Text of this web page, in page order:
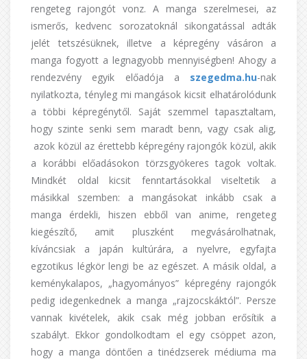
rengeteg rajongót vonz. A manga szerelmesei, az
ismerős, kedvenc sorozatoknál sikongatással adták
jelét tetszésüknek, illetve a képregény vásáron a
manga fogyott a legnagyobb mennyiségben! Ahogy a
rendezvény egyik előadója a szegedma.hu-nak
nyilatkozta, tényleg mi mangások kicsit elhatárolódunk
a többi képregénytől. Saját szemmel tapasztaltam,
hogy szinte senki sem maradt benn, vagy csak alig,
azok közül az érettebb képregény rajongók közül, akik
a korábbi előadásokon törzsgyökeres tagok voltak.
Mindkét oldal kicsit fenntartásokkal viseltetik a
másikkal szemben: a mangásokat inkább csak a
manga érdekli, hiszen ebből van anime, rengeteg
kiegészítő, amit pluszként megvásárolhatnak,
kíváncsiak a japán kultúrára, a nyelvre, egyfajta
egzotikus légkör lengi be az egészet. A másik oldal, a
keménykalapos, „hagyományos” képregény rajongók
pedig idegenkednek a manga „rajzocskáktól”. Persze
vannak kivételek, akik csak még jobban erősítik a
szabályt. Ekkor gondolkodtam el egy csöppet azon,
hogy a manga döntően a tinédzserek médiuma ma